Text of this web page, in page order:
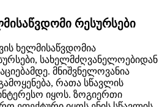
რესურსები
ხელმისაწვდომია
სახელმძღვანელოებიდან
მნიშვნელოვანია
რათა სწავლის
იყოს. ზოგიერთი